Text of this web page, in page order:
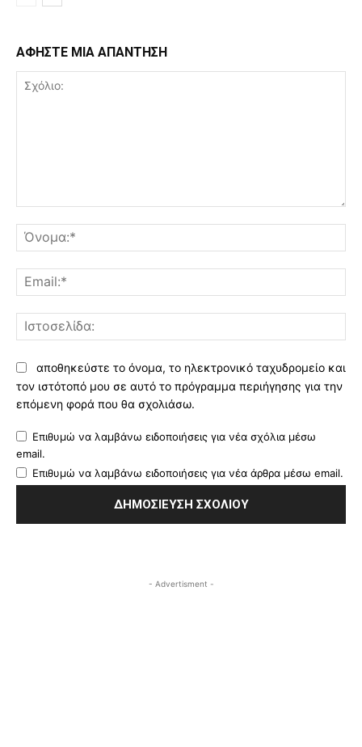
ΑΦΗΣΤΕ ΜΙΑ ΑΠΑΝΤΗΣΗ
αποθηκεύστε το όνομα, το ηλεκτρονικό ταχυδρομείο και
τον ιστότοπό μου σε αυτό το πρόγραμμα περιήγησης για την
επόμενη φορά που θα σχολιάσω.
Επιθυμώ να λαμβάνω ειδοποιήσεις για νέα σχόλια μέσω
email.
Επιθυμώ να λαμβάνω ειδοποιήσεις για νέα άρθρα μέσω email.
- Advertisment -